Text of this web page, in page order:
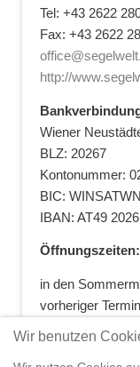
Tel: +43 2622
Fax: +43 2622
http://
Wiener
BLZ: 20267
Kontonummer:
BIC: WINSATWN
IBAN: AT49
Öffnungszeiten:
in den
vorheriger
Wir benutzen